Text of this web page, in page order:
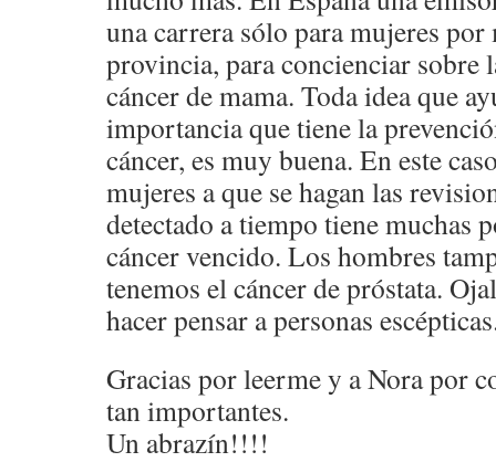
una carrera sólo para mujeres por
provincia, para concienciar sobre
cáncer de mama. Toda idea que
importancia que tiene la
cáncer, es muy buena. En este
mujeres a que se hagan las
detectado a tiempo tiene muchas
cáncer vencido. Los hombres
tenemos el cáncer de próstata.
hacer pensar a personas
Gracias por leerme y a Nora por
tan importantes.
Un abrazín!!!!